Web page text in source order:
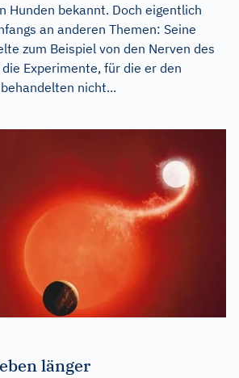
Hunden bekannt. Doch eigentlich
an anderen Themen: Seine
zum Beispiel von den Nerven des
Experimente, für die er den
nicht...
länger